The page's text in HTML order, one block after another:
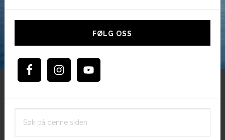
Hoved
FØLG OSS